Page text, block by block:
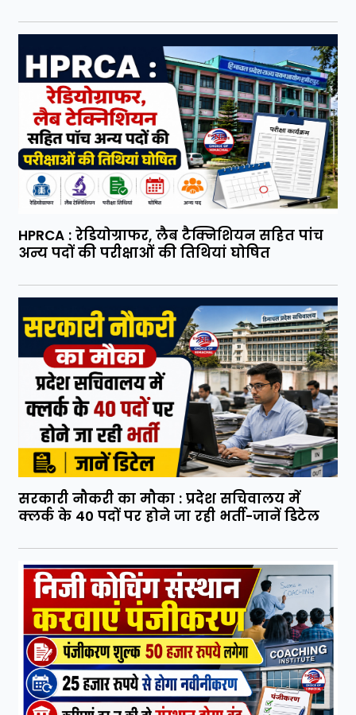
HPRCA : रेडियोग्राफर, लैब टैक्निशियन सहित पांच
अन्य पदों की परीक्षाओं की तिथियां घोषित
सरकारी नौकरी का मौका : प्रदेश सचिवालय में
क्लर्क के 40 पदों पर होने जा रही भर्ती-जानें डिटेल